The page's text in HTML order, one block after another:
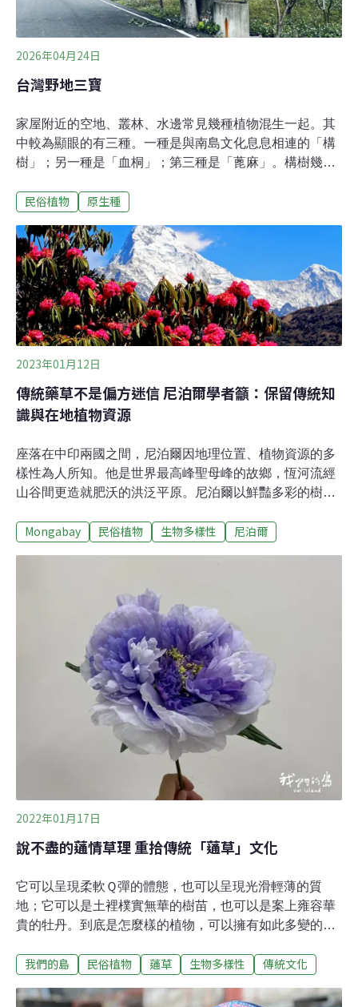
2026年04月24日
台灣野地三寶
家屋附近的空地、叢林、水邊常見幾種植物混生一起。其
中較為顯眼的有三種。一種是與南島文化息息相連的「構
樹」；另一種是「血桐」；第三種是「蓖麻」。構樹幾年
紙，紙質的粗糲感，正是做藝術創作稀有的精品，這種樹
的林地認識構樹。一看，想起小時候所熟知的「鹿阿
樹」。在西方紡織品進入太平洋之前，環洋而居的南島語
族種植構樹，以自然的拍打方式，把構樹的樹皮製成「樹
皮布」。即使到了紡織布已取代樹皮布的時代，「樹皮
布」仍帶著南島文化的溫度，蒸騰出南島民族特有的氣
息，在傳統的祭典中仍具有其象徵意義。20世紀前半台灣
野」、「鹿寮」等地名，還有一條「鹿寮溪」；北部發生
於1952年的鹿窟事件的地方——「鹿窟」；中部也有以
「鹿寮」「鹿谷」為地名的；嘉義有一個「鹿草鄉」等
民俗植物 原生種
2023年01月12日
傳統藥草不是偏方迷信 尼泊爾學者籲：保留傳統知
識與在地植物資源
座落在中印兩國之間，尼泊爾因地理位置、植物資源的多
樣性為人所知。他是世界最高峰聖母峰的故鄉，恆河流經
山谷間更造就肥沃的洪泛平原。尼泊爾以鮮豔多彩的樹形
病和肝炎等病症的印度當藥（ Swertia，學名：Swertia
生態效益。但任教於特里布萬大學（Tribhuvan
University）的民族植物學家喬社里（Ram Prasad
Chaudhary）指出，年輕的一代正逐漸疏遠這些古老傳
統，將之視為迷信。喬社里從1975年開始投入民族植物學
研究，當時他還是研究生。《Mongabay》特別專訪喬社
里，以進一步了解民族植物學的發展、如何替未來的世代
保存這些知識。《Mongabay》問（以下簡稱問）：首
先，想請教你尼泊爾民族植物學的發展史
Mongabay 民俗植物 生物多樣性 尼泊爾
2022年01月17日
說不盡的蓪情草理 重拾傳統「蓪草」文化
它可以呈現柔軟Ｑ彈的體態，也可以呈現光滑輕薄的質
地；它可以是土裡樸實無華的樹苗，也可以是案上雍容華
貴的牡丹。到底是怎麼樣的植物，可以擁有如此多變的樣
陳登順和趙春妹夫婦合力將外觀神似木瓜樹的植物砍下，
以下地區，都不難發現它的蹤跡，尤其花園村曾以蓪草作
我們的島 民俗植物 蓪草 生物多樣性 傳統文化